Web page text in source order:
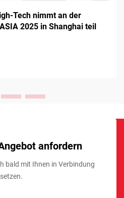
Tech nimmt an der
ASIA 2025 in Shanghai teil
anfordern
bald mit Ihnen in Verbindung
setzen.